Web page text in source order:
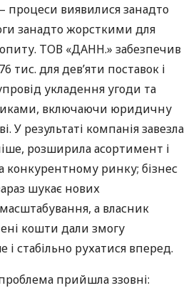
виявилися занадто
занадто жорсткими для
ТОВ «ДАНН.» забезпечив
тис. для дев’яти поставок і
укладення угоди та
включаючи юридичну
У результаті компанія завезла
розширила асортимент і
конкурентному ринку; бізнес
шукає нових
а власник
кошти дали змогу
і стабільно рухатися вперед.
прийшла ззовні: